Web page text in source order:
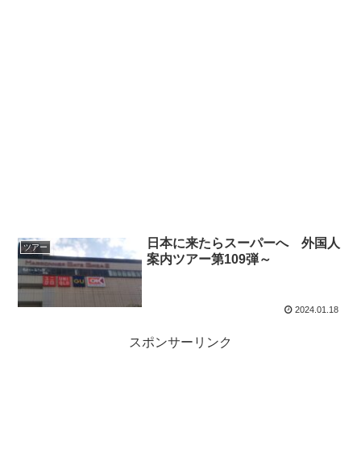
ツアー
日本に来たらスーパーへ 外国人
案内ツアー第109弾～
2024.01.18
スポンサーリンク